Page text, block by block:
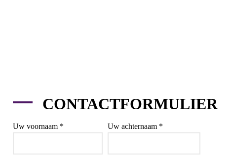
CONTACTFORMULIER
Uw voornaam * Uw achternaam *